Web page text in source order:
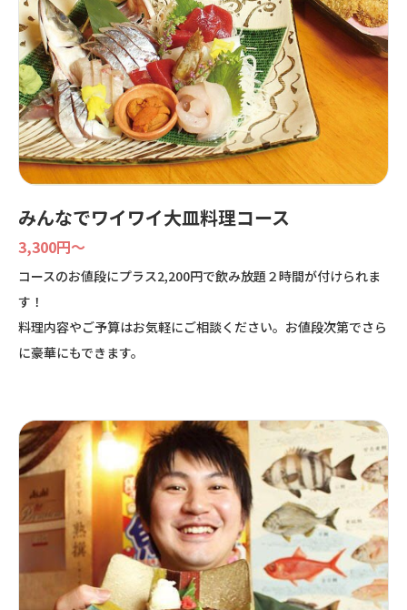
みんなでワイワイ大皿料理コース
3,300円〜
コースのお値段にプラス2,200円で飲み放題２時間が付けられま
す！
料理内容やご予算はお気軽にご相談ください。お値段次第でさら
に豪華にもできます。